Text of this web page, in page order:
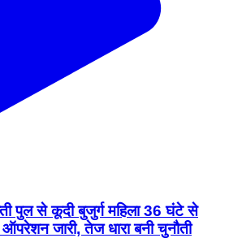
पुल से कूदी बुजुर्ग महिला 36 घंटे से
जारी, तेज धारा बनी चुनौती